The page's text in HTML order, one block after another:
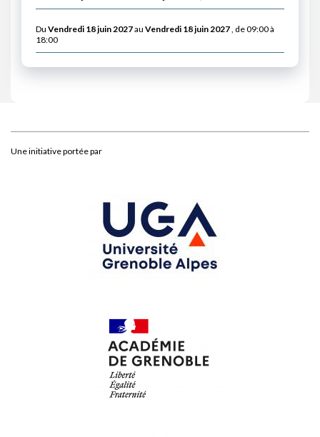
Du Vendredi 18 juin 2027au Vendredi 18 juin 2027, de 09:00 à
18:00
Une initiative portée par